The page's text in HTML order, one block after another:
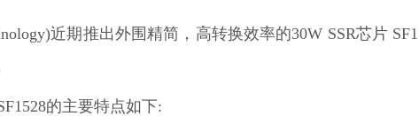
近期推出外围精简，高转换效率的30W SSR芯片
的主要特点如下: